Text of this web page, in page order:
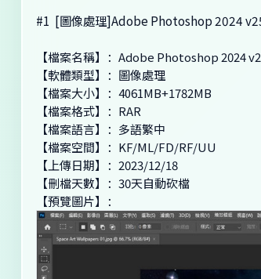
#1 [圖像處理]Adobe Photoshop 2024
【檔案名稱】：Adobe Photoshop 2024
【軟體類型】：圖像處理
【檔案大小】：4061MB+1782MB
【檔案格式】：RAR
【檔案語言】：多語繁中
【檔案空間】：KF/ML/FD/RF/UU
【上傳日期】：2023/12/18
【刪檔天數】：30天自動砍檔
【預覽圖片】：